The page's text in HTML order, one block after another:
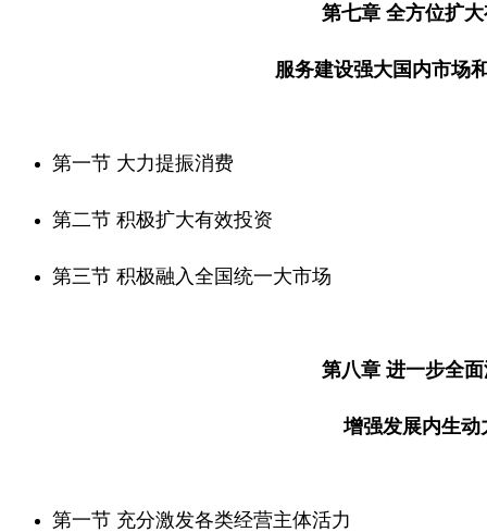
第七章 全方位扩
服务建设强大国内市场
第一节 大力提振消费
第二节 积极扩大有效投资
第三节 积极融入全国统一大市场
第八章 进一步全
增强发展内生动
第一节 充分激发各类经营主体活力